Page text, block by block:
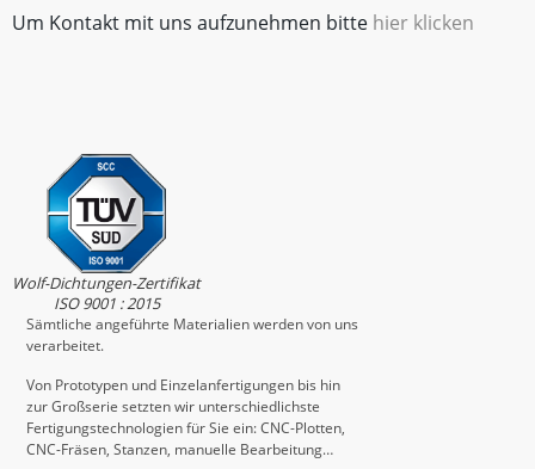
Um Kontakt mit uns aufzunehmen bitte hier klicken
Wolf-Dichtungen-Zertifikat
ISO 9001 : 2015
Sämtliche angeführte Materialien werden von uns
verarbeitet.
Von Prototypen und Einzelanfertigungen bis hin
zur Großserie setzten wir unterschiedlichste
Fertigungstechnologien für Sie ein: CNC-Plotten,
CNC-Fräsen, Stanzen, manuelle Bearbeitung…